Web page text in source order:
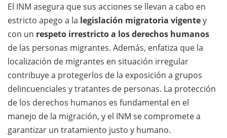
El INM asegura que sus acciones se llevan a cabo en
estricto apego a la legislación migratoria vigentey
con un respeto irrestricto a los derechos humanos
de las personas migrantes. Además, enfatiza que la
localización de migrantes en situación irregular
contribuye a protegerlos de la exposición a grupos
delincuenciales y tratantes de personas. La protección
de los derechos humanos es fundamental en el
manejo de la migración, y el INM se compromete a
garantizar un tratamiento justo y humano.